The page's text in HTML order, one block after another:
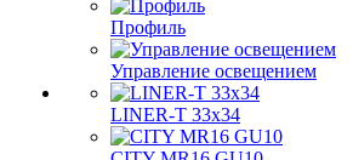
Профиль
Управление освещением
LINER-T 33x34